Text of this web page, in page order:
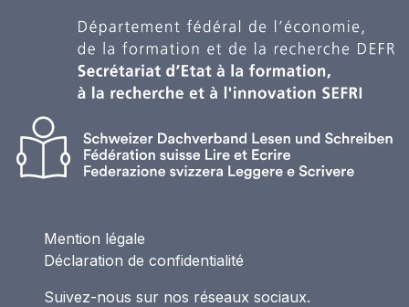
Mention légale
Déclaration de confidentialité
Suivez-nous sur nos réseaux sociaux.